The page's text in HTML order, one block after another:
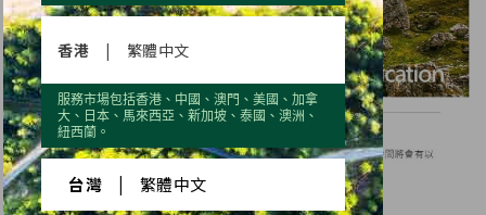
香港 | 繁體中文
服務市場包括香港、中國、澳門、美國、加拿
大、日本、馬來西亞、新加坡、泰國、澳洲、
紐西蘭。
台灣 繁體中文